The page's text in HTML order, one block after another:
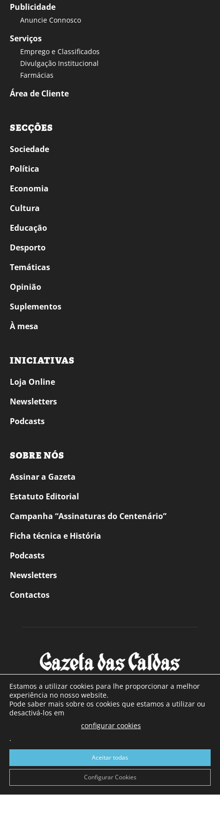
Publicidade
Anuncie Connosco
Serviços
Emprego e Classificados
Divulgação Institucional
Farmácias
Área de Cliente
SECÇÕES
Sociedade
Política
Economia
Cultura
Educação
Desporto
Temáticas
Opinião
Suplementos
À mesa
INICIATIVAS
Loja Online
Newsletters
Podcasts
SOBRE NÓS
Assinar a Gazeta
Estatuto Editorial
Campanha “Assinaturas do Centenário”
Ficha técnica e História
Podcasts
Newsletters
Contactos
SOBRE NÓS
Com sede nas Caldas da Rainha e mais de 90 anos de
a sul de distrito de Leiria, com mais de 40.000 leitores por
toda a região Oeste. Jornal com distribuição em Portugal
Continental e assinatura online.
Estamos a utilizar cookies para lhe proporcionar a melhor
experiência no nosso website.
Pode saber mais sobre os cookies que estamos a utilizar ou
desactivá-los em
configurar cookies
.
Aceitar todas
Configurar Cookies